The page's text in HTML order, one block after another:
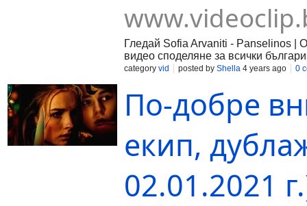
Гледай Sofia Arvaniti - Panselinos |
видео споделяне за всички
category vid posted by Shella 4 years ago 0
По-добре
екип,
02.01.2021